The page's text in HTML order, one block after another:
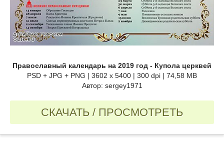
Православный календарь на 2019 год - Купола церквей
PSD + JPG + PNG | 3602 x 5400 | 300 dpi | 74,58 MB
Автор: sergey1971
СКАЧАТЬ / ПРОСМОТРЕТЬ